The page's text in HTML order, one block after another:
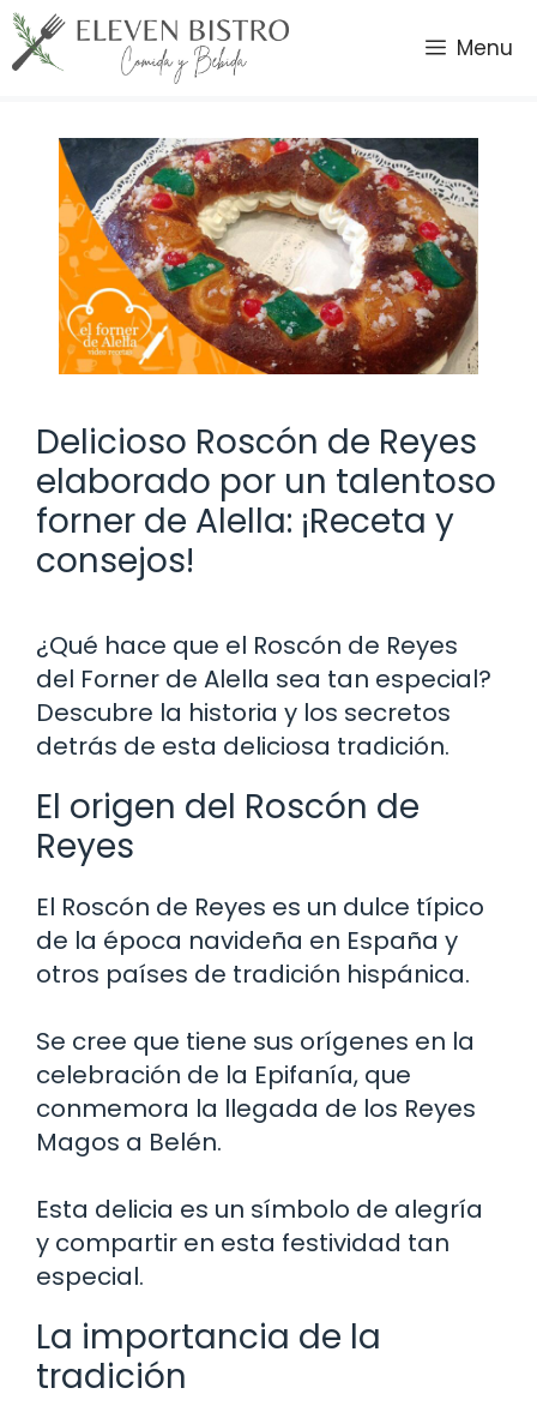
Saltar
al
contenido
Menu
Delicioso Roscón de Reyes
elaborado por un talentoso
forner de Alella: ¡Receta y
consejos!
¿Qué hace que el Roscón de Reyes
del Forner de Alella sea tan especial?
Descubre la historia y los secretos
detrás de esta deliciosa tradición.
El origen del Roscón de
Reyes
El Roscón de Reyes es un dulce típico
de la época navideña en España y
otros países de tradición hispánica.
Se cree que tiene sus orígenes en la
celebración de la Epifanía, que
conmemora la llegada de los Reyes
Magos a Belén.
Esta delicia es un símbolo de alegría
y compartir en esta festividad tan
especial.
La importancia de la
tradición